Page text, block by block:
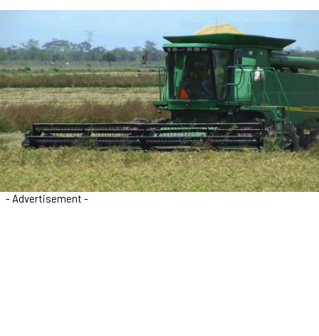
- Advertisement -